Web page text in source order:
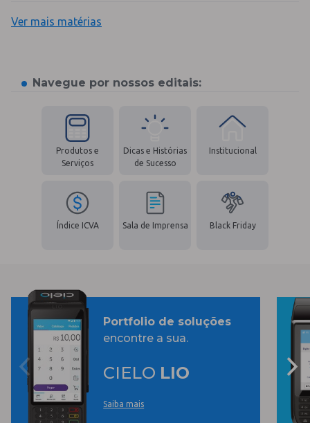
Ver mais matérias
Navegue por nossos editais:
Produtos e
Serviços
Dicas e Histórias
de Sucesso
Institucional
Índice ICVA Sala de Imprensa Black Friday
Portfolio de soluções
encontre a sua.
CIELO LIO
Saiba mais